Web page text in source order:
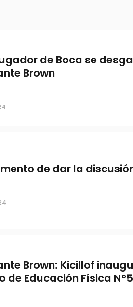
a un joven
de Boca se
Brown
de dar la
Brown: Kicillof
de Educación Física